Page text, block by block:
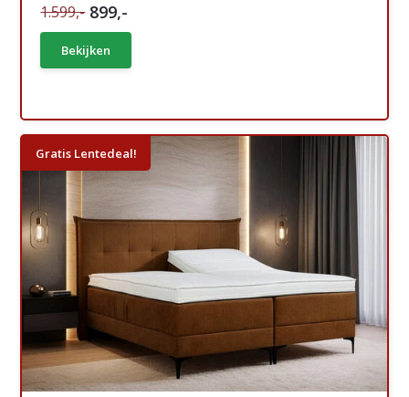
1.599,- 899,-
Bekijken
Gratis Lentedeal!